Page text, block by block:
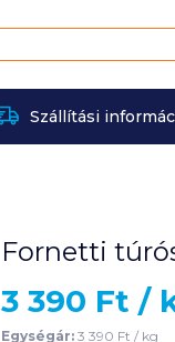
Szállítási
Fornetti
3 390 Ft /
Egységár: 3 390 Ft / kg